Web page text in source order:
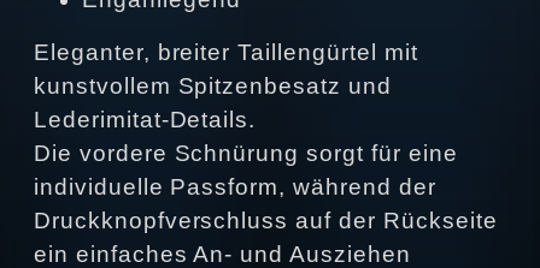
Eleganter, breiter Taillengürtel mit
kunstvollem Spitzenbesatz und
Lederimitat-Details.
Die vordere Schnürung sorgt für eine
individuelle Passform, während der
Druckknopfverschluss auf der Rückseite
ein einfaches An- und Ausziehen